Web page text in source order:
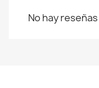
No hay